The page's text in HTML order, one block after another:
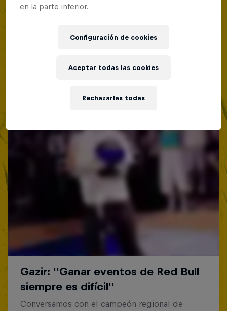
Lima, Peru
20 Años de Rimas
BATALLAS DE RAP
en la parte inferior.
Configuración de cookies
Rechazarlas todas
Aceptar todas las cookies